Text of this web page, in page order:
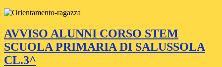
AVVISO ALUNNI CORSO STEM
SCUOLA PRIMARIA DI SALUSSOLA
CL.3^